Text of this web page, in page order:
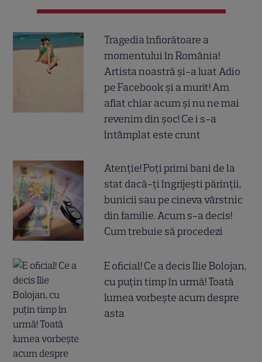
Tragedia înfiorătoare a
momentului în România!
Artista noastră și-a luat Adio
pe Facebook și a murit! Am
aflat chiar acum și nu ne mai
revenim din șoc! Ce i s-a
întâmplat este crunt
Atenție! Poți primi bani de la
stat dacă-ți îngrijești părinții,
bunicii sau pe cineva vârstnic
din familie. Acum s-a decis!
Cum trebuie să procedezi
E oficial! Ce a decis Ilie Bolojan,
cu puțin timp în urmă! Toată
lumea vorbește acum despre
asta